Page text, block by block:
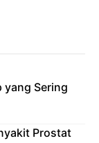
yang Sering
Prostat